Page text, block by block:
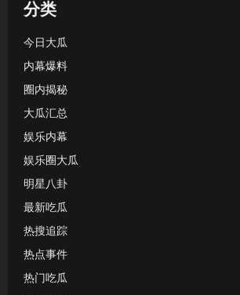
分类
今日大瓜
内幕爆料
圈内揭秘
大瓜汇总
娱乐内幕
娱乐圈大瓜
明星八卦
最新吃瓜
热搜追踪
热点事件
热门吃瓜